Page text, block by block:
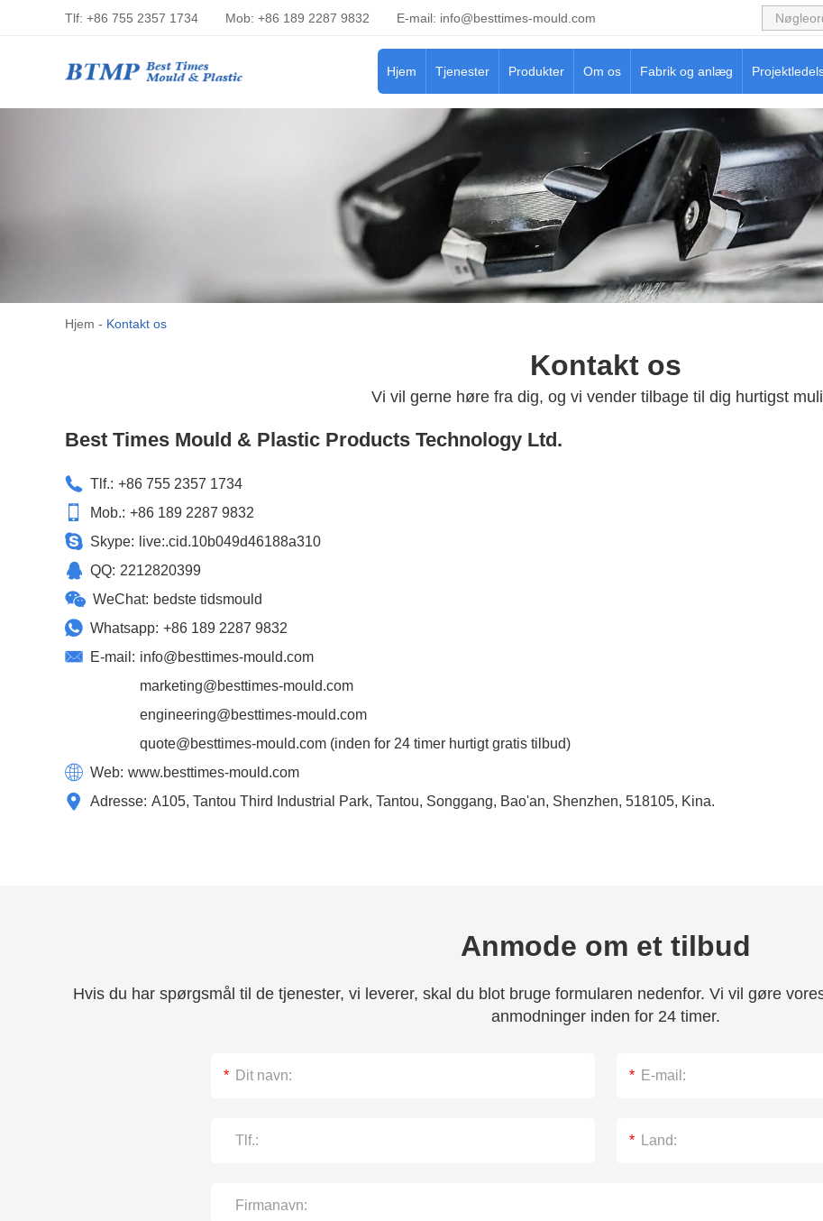
Tlf: +86 755 2357 1734 Mob: +86 189 2287 9832 E-mail: info@besttimes-mould.com
Hjem Tjenester Produkter Om os Fabrik og anlæg
Hjem - Kontakt os
Kontakt os
Vi vil gerne høre fra dig, og vi vender tilbage til dig hurtigst
Best Times Mould & Plastic Products Technology Ltd.
Tlf.: +86 755 2357 1734
Mob.: +86 189 2287 9832
Skype:
live:.cid.10b049d46188a310
QQ: 2212820399
WeChat: bedste tidsmould
Whatsapp: +86 189 2287 9832
E-mail: info@besttimes-mould.com
marketing@besttimes-mould.com
engineering@besttimes-mould.com
quote@besttimes-mould.com (inden for 24 timer hurtigt gratis tilbud)
Web: www.besttimes-mould.com
Adresse: A105, Tantou Third Industrial Park, Tantou, Songgang, Bao'an, Shenzhen, 518105, Kina.
Anmode om et tilbud
Hvis du har spørgsmål til de tjenester, vi leverer, skal du blot bruge formularen nedenfor. Vi vil gøre
anmodninger inden for 24 timer.